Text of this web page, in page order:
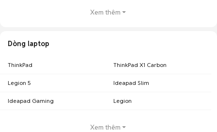
Xem thêm
Dòng laptop
ThinkPad ThinkPad X1 Carbon
Legion 5 Ideapad Slim
Ideapad Gaming Legion
Xem thêm